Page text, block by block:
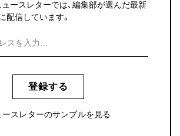
ースレターでは、編集部が選んだ最新
配信しています。
登録する
ースレターのサンプルを見る